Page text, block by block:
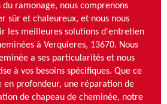
du ramonage, nous comprenons
sûr et chaleureux, et nous nous
les meilleures solutions d'entretien
à Verquieres, 13670. Nous
a ses particularités et nous
à vos besoins spécifiques. Que ce
en profondeur, une réparation de
de chapeau de cheminée, notre